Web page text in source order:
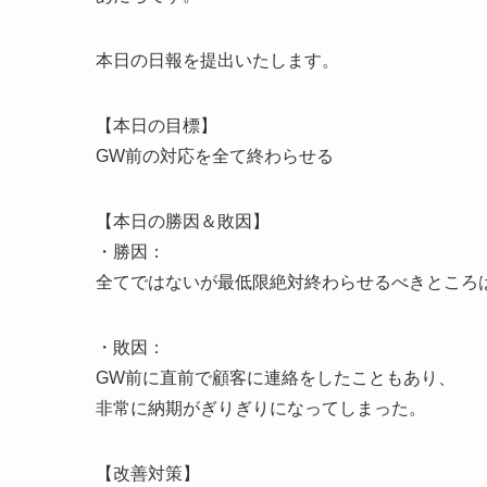
本日の日報を提出いたします。
【本日の目標】
GW前の対応を全て終わらせる
【本日の勝因＆敗因】
・勝因：
全てではないが最低限絶対終わらせるべきところ
・敗因：
GW前に直前で顧客に連絡をしたこともあり、
非常に納期がぎりぎりになってしまった。
【改善対策】